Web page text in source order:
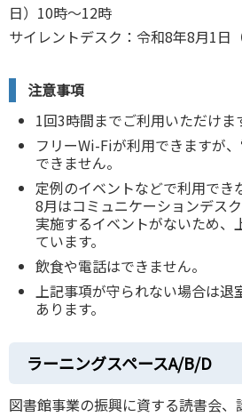
日）10時〜12時
サイレントデスク：令和8年8月1日
注意事項
1回3時間までご利⽤いただけま
フリーWi-Fiが利⽤できますが
できません。
定例のイベントなどで利⽤でき
8月はコミュニケーションデス
実施するイベントがないため、
ています。
飲⾷や電話はできません。
上記事項が守られない場合は退
あります。
ラーニングスペースA/B/D
図書館事業の振興に資する読書会